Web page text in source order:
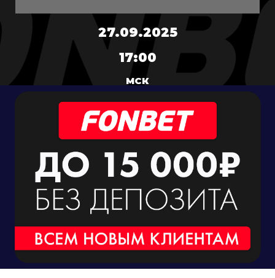
27.09.2025
17:00
МСК